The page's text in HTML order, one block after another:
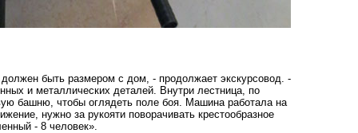
быть размером с дом, - продолжает экскурсовод. -
и металлических деталей. Внутри лестница, по
башню, чтобы оглядеть поле боя. Машина работала на
нужно за рукояти поворачивать крестообразное
- 8 человек».